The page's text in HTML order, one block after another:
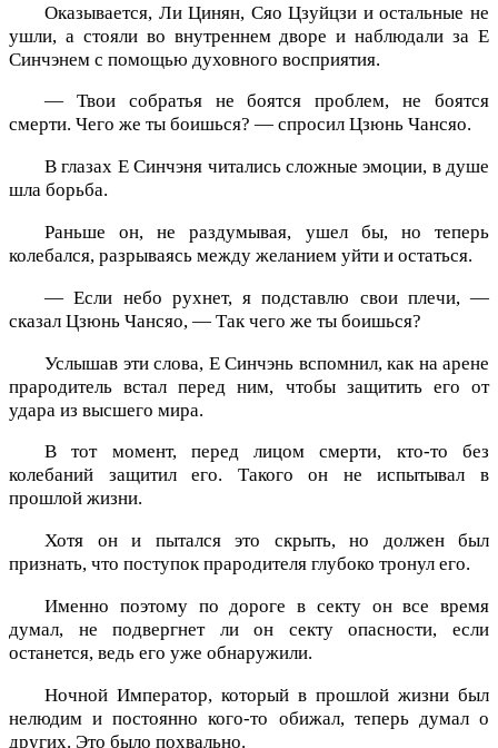
Оказывается, Ли Цинян, Сяо Цзуйцзи и остальные не
ушли, а стояли во внутреннем дворе и наблюдали за Е
Синчэнем с помощью духовного восприятия.
— Твои собратья не боятся проблем, не боятся
смерти. Чего же ты боишься? — спросил Цзюнь Чансяо.
В глазах Е Синчэня читались сложные эмоции, в душе
шла борьба.
Раньше он, не раздумывая, ушел бы, но теперь
колебался, разрываясь между желанием уйти и остаться.
— Если небо рухнет, я подставлю свои плечи, —
сказал Цзюнь Чансяо, — Так чего же ты боишься?
Услышав эти слова, Е Синчэнь вспомнил, как на арене
прародитель встал перед ним, чтобы защитить его от
удара из высшего мира.
В тот момент, перед лицом смерти, кто-то без
колебаний защитил его. Такого он не испытывал в
прошлой жизни.
Хотя он и пытался это скрыть, но должен был
признать, что поступок прародителя глубоко тронул его.
Именно поэтому по дороге в секту он все время
думал, не подвергнет ли он секту опасности, если
останется, ведь его уже обнаружили.
Ночной Император, который в прошлой жизни был
нелюдим и постоянно кого-то обижал, теперь думал о
других. Это было похвально.